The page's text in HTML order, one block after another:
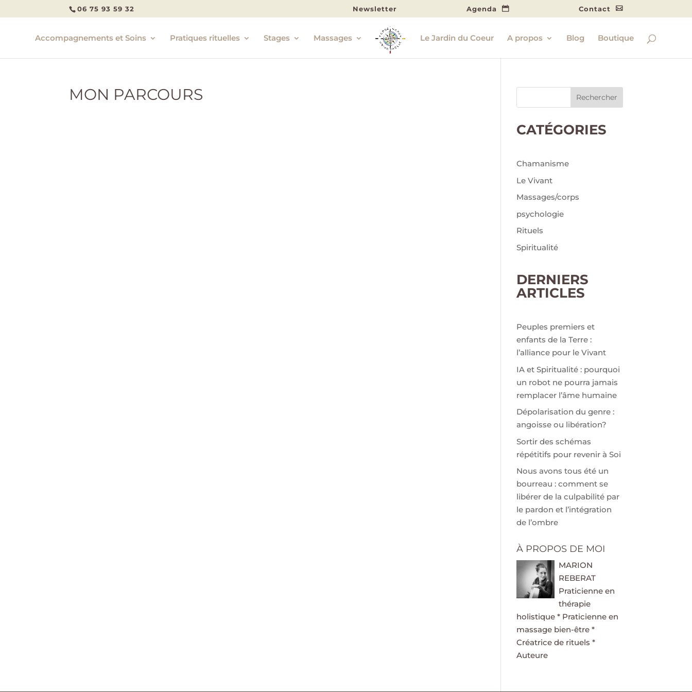
06 75 93 59 32 Newsletter Agenda Contact
Accompagnements et Soins Pratiques rituelles Stages Massages Le Jardin du Coeur A propos Blog Boutique
MON PARCOURS Rechercher
CATÉGORIES
Chamanisme
Le Vivant
Massages/corps
psychologie
Rituels
Spiritualité
DERNIERS
ARTICLES
Peuples premiers et
enfants de la Terre :
l’alliance pour le Vivant
IA et Spiritualité : pourquoi
un robot ne pourra jamais
remplacer l’âme humaine
Dépolarisation du genre :
angoisse ou libération?
Sortir des schémas
répétitifs pour revenir à Soi
Nous avons tous été un
bourreau : comment se
libérer de la culpabilité par
le pardon et l’intégration
de l’ombre
À PROPOS DE MOI
MARION
REBERAT
Praticienne en
thérapie
holistique * Praticienne en
massage bien-être *
Créatrice de rituels *
Auteure